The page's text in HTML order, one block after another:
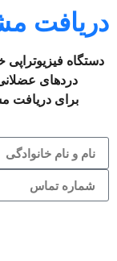
دریافت
دردهای
برای دریافت